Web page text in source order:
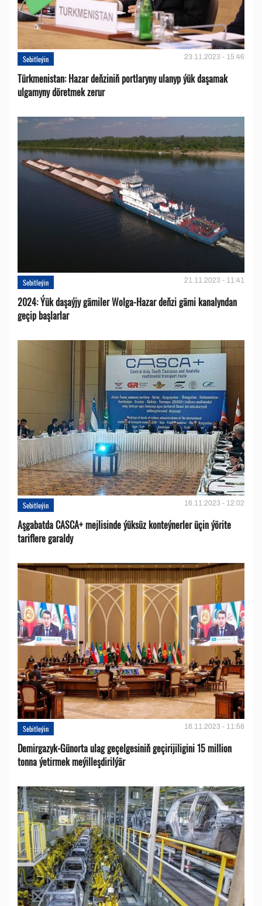
Sebitleýin 23.11.2023 - 15:46
Türkmenistan: Hazar deňziniň portlaryny ulanyp ýük daşamak
ulgamyny döretmek zerur
Sebitleýin 21.11.2023 - 11:41
2024: Ýük daşaýjy gämiler Wolga-Hazar deňzi gämi kanalyndan
geçip başlarlar
Sebitleýin 16.11.2023 - 12:02
Aşgabatda CASCA+ mejlisinde ýüksüz konteýnerler üçin ýörite
tariflere garaldy
Sebitleýin 16.11.2023 - 11:58
Demirgazyk-Günorta ulag geçelgesiniň geçirijiligini 15 million
tonna ýetirmek meýilleşdirilýär